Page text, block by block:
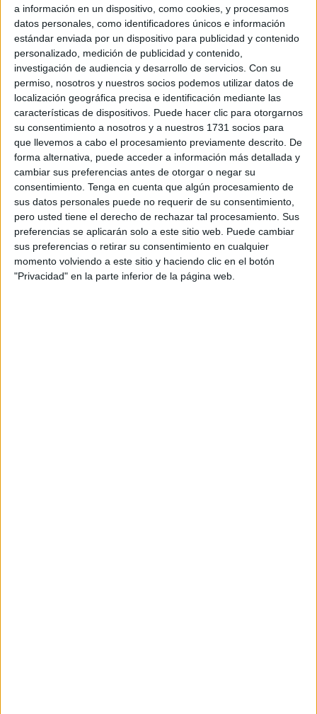
a información en un dispositivo, como cookies, y procesamos
datos personales, como identificadores únicos e información
estándar enviada por un dispositivo para publicidad y contenido
personalizado, medición de publicidad y contenido,
investigación de audiencia y desarrollo de servicios. Con su
permiso, nosotros y nuestros socios podemos utilizar datos de
localización geográfica precisa e identificación mediante las
características de dispositivos. Puede hacer clic para otorgarnos
su consentimiento a nosotros y a nuestros 1731 socios para
que llevemos a cabo el procesamiento previamente descrito. De
forma alternativa, puede acceder a información más detallada y
cambiar sus preferencias antes de otorgar o negar su
consentimiento. Tenga en cuenta que algún procesamiento de
sus datos personales puede no requerir de su consentimiento,
pero usted tiene el derecho de rechazar tal procesamiento. Sus
preferencias se aplicarán solo a este sitio web. Puede cambiar
sus preferencias o retirar su consentimiento en cualquier
momento volviendo a este sitio y haciendo clic en el botón
"Privacidad" en la parte inferior de la página web.
La Ciudad Autónoma de Ceuta ha dado un nuevo paso en
la reorganización de su estructura de Bomberos tras la
aprobación de la convocatoria para cubrir el puesto de
Jefe del Servicio de Extinción de Incendios y
Salvamento.
La medida, impulsada por el consejero de Presidencia y
Gobernación,Alberto Gaitán y publicadaen el BOCCE
de este martes, establece que la provisión del cargo se
realizará mediante el sistema delibre designación.
El decreto, firmado el pasado 21 de abril, incluye las bases
reguladoras que regirán el proceso selectivo y que ya han
sido trasladadas previamente a las organizaciones
sindicales en la Mesa General de Negociación de